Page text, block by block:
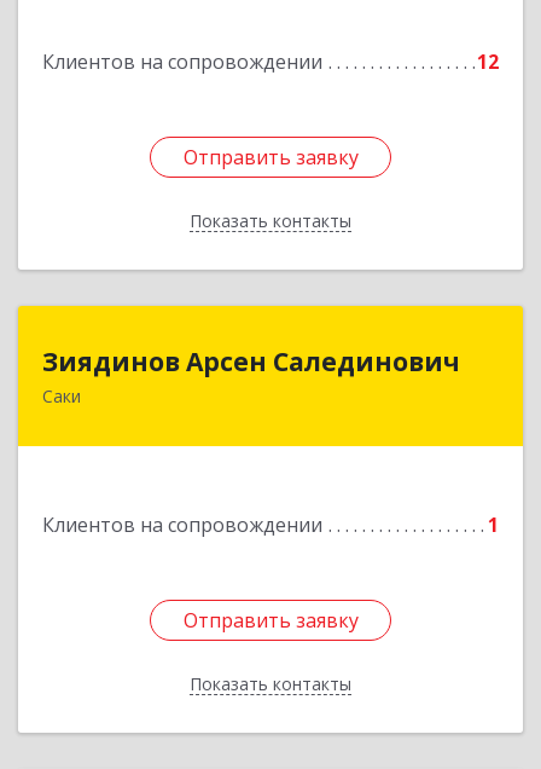
Клиентов на сопровождении 12
Отправить заявку
Показать контакты
Отправить заявку
Назад
Зиядинов Арсен Салединович
Саки
Клиентов на сопровождении 1
Отправить заявку
Показать контакты
Отправить заявку
Назад